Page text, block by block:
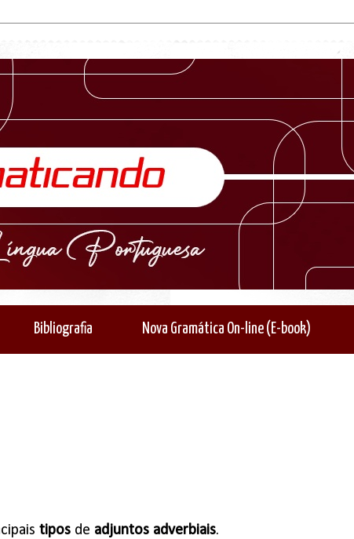
Bibliografia Nova Gramática On-line (E-book)
tiposde adjuntos adverbiais.